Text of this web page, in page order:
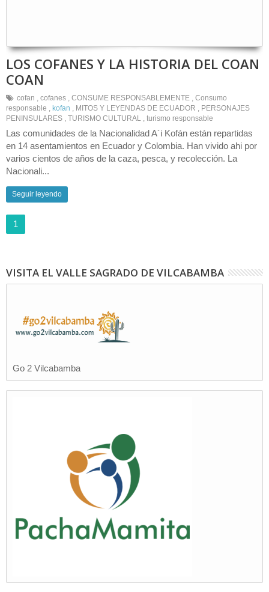
LOS COFANES Y LA HISTORIA DEL COAN
COAN
cofan , cofanes , CONSUME RESPONSABLEMENTE , Consumo
responsable , kofan , MITOS Y LEYENDAS DE ECUADOR , PERSONAJES
PENINSULARES , TURISMO CULTURAL , turismo responsable
Las comunidades de la Nacionalidad A´i Kofán están repartidas
en 14 asentamientos en Ecuador y Colombia. Han vivido ahi por
varios cientos de años de la caza, pesca, y recolección. La
Nacionali...
Seguir leyendo
1
VISITA EL VALLE SAGRADO DE VILCABAMBA
Go 2 Vilcabamba